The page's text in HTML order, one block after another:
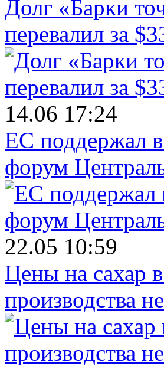
Долг «Барки
перевалил за
14.06 17:24
ЕС поддержал
форум
22.05 10:59
Цены на сахар
производства